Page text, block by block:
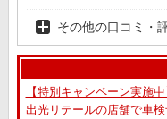
その他の口コミ・
【特別キャンペーン実施中
出光リテールの店舗で車